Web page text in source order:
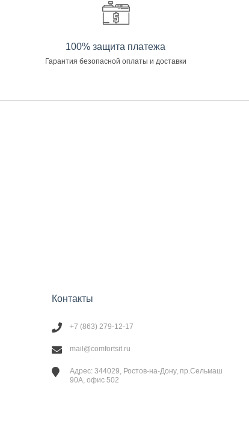
100% защита платежа
Гарантия безопасной оплаты и доставки
Контакты
+7 (863) 279-12-17
mail@comfortsit.ru
Адрес: 344029, Ростов-на-Дону, пр.Сельмаш
90А, офис 502